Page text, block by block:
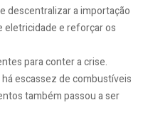
descentralizar a importação
eletricidade e reforçar os
para conter a crise.
escassez de combustíveis
também passou a ser